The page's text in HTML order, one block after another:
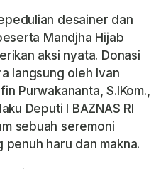
desainer dan
Mandjha Hijab
aksi nyata. Donasi
langsung oleh Ivan
Purwakananta, S.IKom.,
Deputi I BAZNAS RI
sebuah seremoni
haru dan makna.